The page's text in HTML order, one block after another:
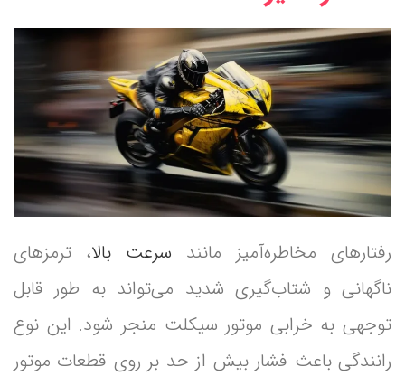
رفتارهای مخاطره‌آمیز مانند سرعت بالا، ترمزهای
ناگهانی و شتاب‌گیری شدید می‌تواند به طور قابل
توجهی به خرابی موتور سیکلت منجر شود. این نوع
رانندگی باعث فشار بیش از حد بر روی قطعات موتور